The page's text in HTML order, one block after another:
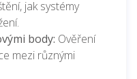
jak systémy
body: Ověření
mezi různými